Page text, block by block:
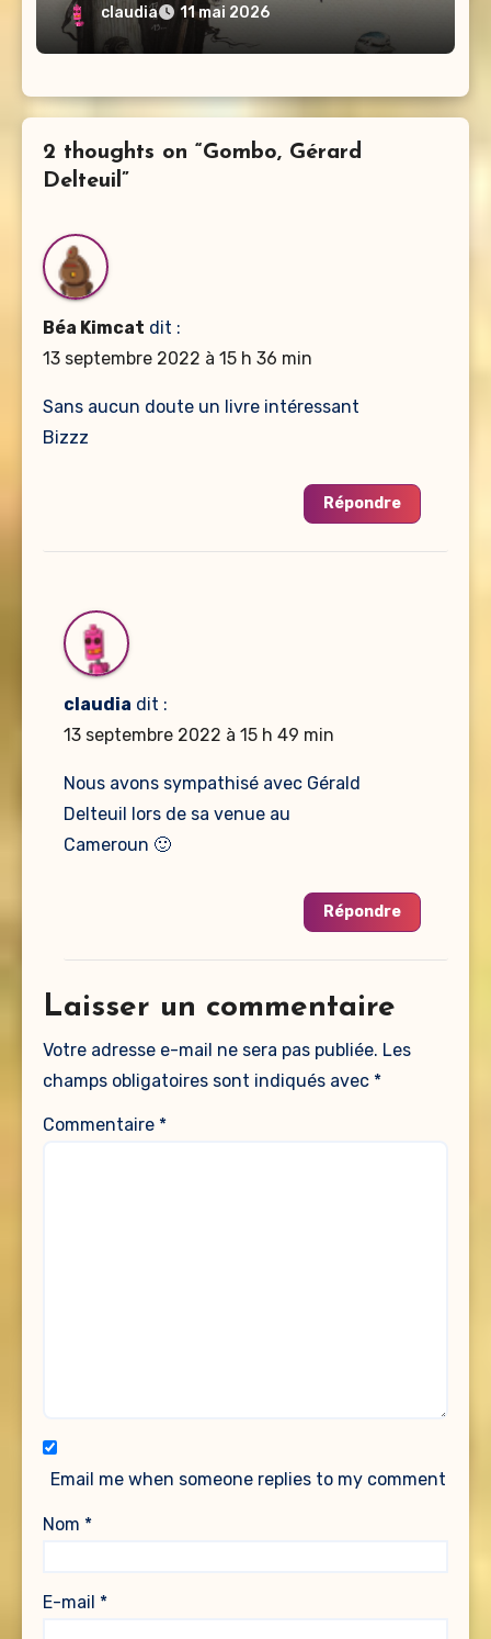
claudia 11 mai 2026
2 thoughts on “Gombo, Gérard
Delteuil”
Béa Kimcat dit :
13 septembre 2022 à 15 h 36 min
Sans aucun doute un livre intéressant
Bizzz
Répondre
claudia dit :
13 septembre 2022 à 15 h 49 min
Nous avons sympathisé avec Gérald
Delteuil lors de sa venue au
Cameroun 🙂
Répondre
Laisser un commentaire
Votre adresse e-mail ne sera pas publiée. Les
champs obligatoires sont indiqués avec *
Commentaire *
Email me when someone replies to my comment
Nom *
E-mail *